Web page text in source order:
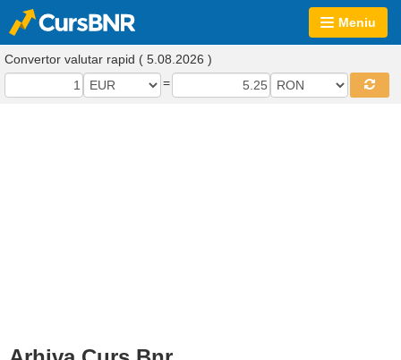
Meniu
Convertor valutar rapid ( 5.08.2026 )
=